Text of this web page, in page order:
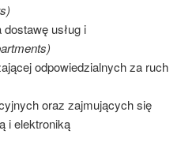
usług i
odpowiedzialnych za ruch
oraz zajmujących się
i elektroniką